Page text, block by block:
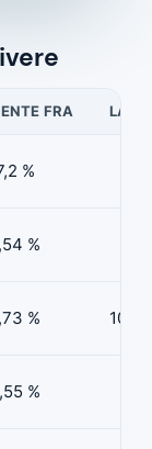
FRA
%
%
% 100
%